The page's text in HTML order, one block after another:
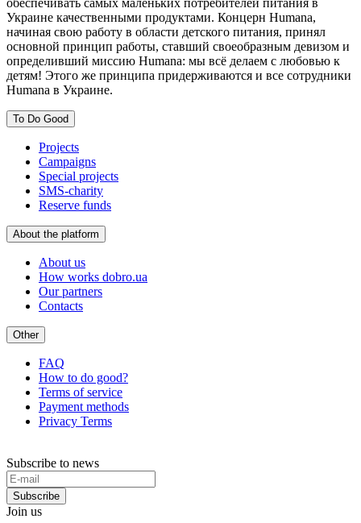
обеспечивать самых маленьких потребителей питания в
Украине качественными продуктами. Концерн Humana,
начиная свою работу в области детского питания, принял
основной принцип работы, ставший своеобразным девизом и
определивший миссию Humana: мы всё делаем с любовью к
детям! Этого же принципа придерживаются и все сотрудники
Humana в Украине.
To Do Good
Projects
Campaigns
Special projects
SMS-charity
Reserve funds
About the platform
About us
How works dobro.ua
Our partners
Contacts
Other
FAQ
How to do good?
Terms of service
Payment methods
Privacy Terms
Subscribe to news
Subscribe
Join us